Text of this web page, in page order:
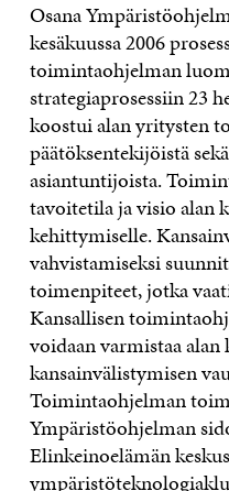
Osana
kesäkuussa 2006
toimintaohjelman
strategiaprosessiin 23
koostui alan yritysten
päätöksentekijöistä
asiantuntijoista.
tavoitetila ja visio alan
kehittymiselle.
vahvistamiseksi
toimenpiteet, jotka
Kansallisen
voidaan varmistaa alan
kansainvälistymisen
Toimintaohjelman
Ympäristöohjelman
Elinkeinoelämän